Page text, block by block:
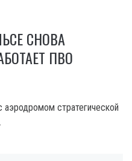
СНОВА
ПВО
стратегической